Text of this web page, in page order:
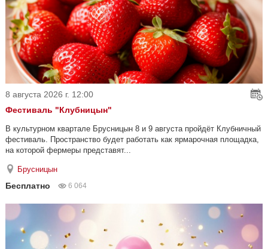
8 августа 2026 г. 12:00
Фестиваль "Клубницын"
В культурном квартале Брусницын 8 и 9 августа пройдёт Клубничный
фестиваль. Пространство будет работать как ярмарочная площадка,
на которой фермеры представят...
Брусницын
Бесплатно 6 064